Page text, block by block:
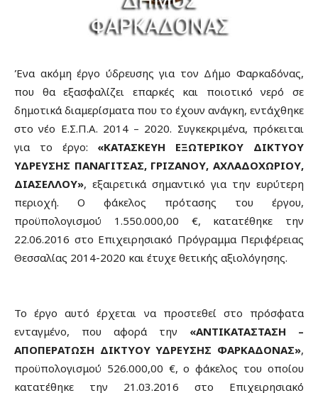
Ένα ακόμη έργο ύδρευσης για τον Δήμο Φαρκαδόνας,
που θα εξασφαλίζει επαρκές και ποιοτικό νερό σε
δημοτικά διαμερίσματα που το έχουν ανάγκη, εντάχθηκε
στο νέο Ε.Σ.Π.Α. 2014 – 2020. Συγκεκριμένα, πρόκειται
για το έργο: «ΚΑΤΑΣΚΕΥΗ ΕΞΩΤΕΡΙΚΟΥ ΔΙΚΤΥΟΥ
ΥΔΡΕΥΣΗΣ ΠΑΝΑΓΙΤΣΑΣ, ΓΡΙΖΑΝΟΥ, ΑΧΛΑΔΟΧΩΡΙΟΥ,
ΔΙΑΣΕΛΛΟΥ», εξαιρετικά σημαντικό για την ευρύτερη
περιοχή. Ο φάκελος πρότασης του έργου,
προϋπολογισμού 1.550.000,00 €, κατατέθηκε την
22.06.2016 στο Επιχειρησιακό Πρόγραμμα Περιφέρειας
Θεσσαλίας 2014-2020 και έτυχε θετικής αξιολόγησης.
Το έργο αυτό έρχεται να προστεθεί στο πρόσφατα
ενταγμένο, που αφορά την «ΑΝΤΙΚΑΤΑΣΤΑΣΗ –
ΑΠΟΠΕΡΑΤΩΣΗ ΔΙΚΤΥΟΥ ΥΔΡΕΥΣΗΣ ΦΑΡΚΑΔΟΝΑΣ»,
προϋπολογισμού 526.000,00 €, ο φάκελος του οποίου
κατατέθηκε την 21.03.2016 στο Επιχειρησιακό